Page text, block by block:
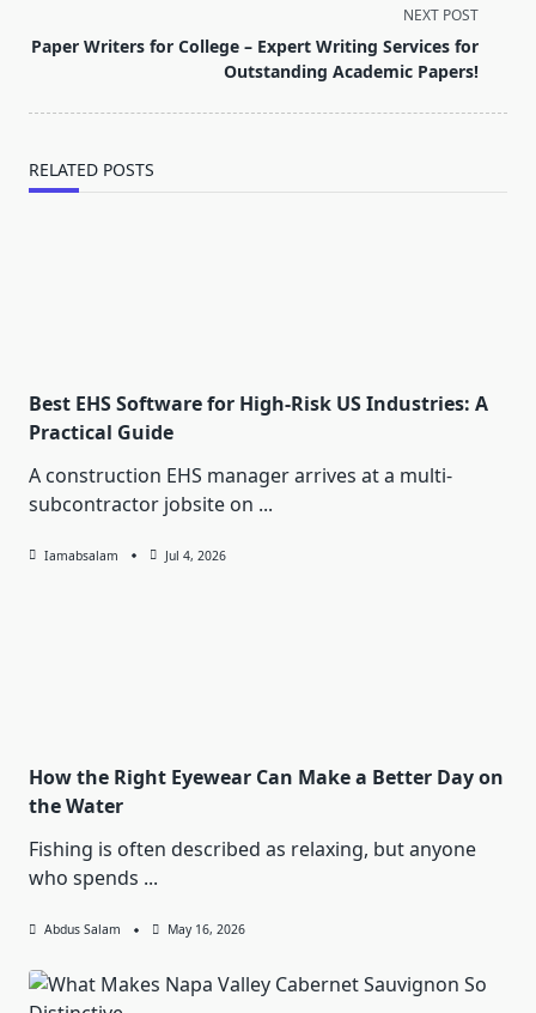
reader-
NEXT POST
Paper Writers for College – Expert Writing Services for
Outstanding Academic Papers!
RELATED POSTS
Best EHS Software for High-Risk US Industries: A
Practical Guide
A construction EHS manager arrives at a multi-
subcontractor jobsite on ...
Iamabsalam Jul 4, 2026
How the Right Eyewear Can Make a Better Day on
the Water
Fishing is often described as relaxing, but anyone
who spends ...
Abdus Salam May 16, 2026